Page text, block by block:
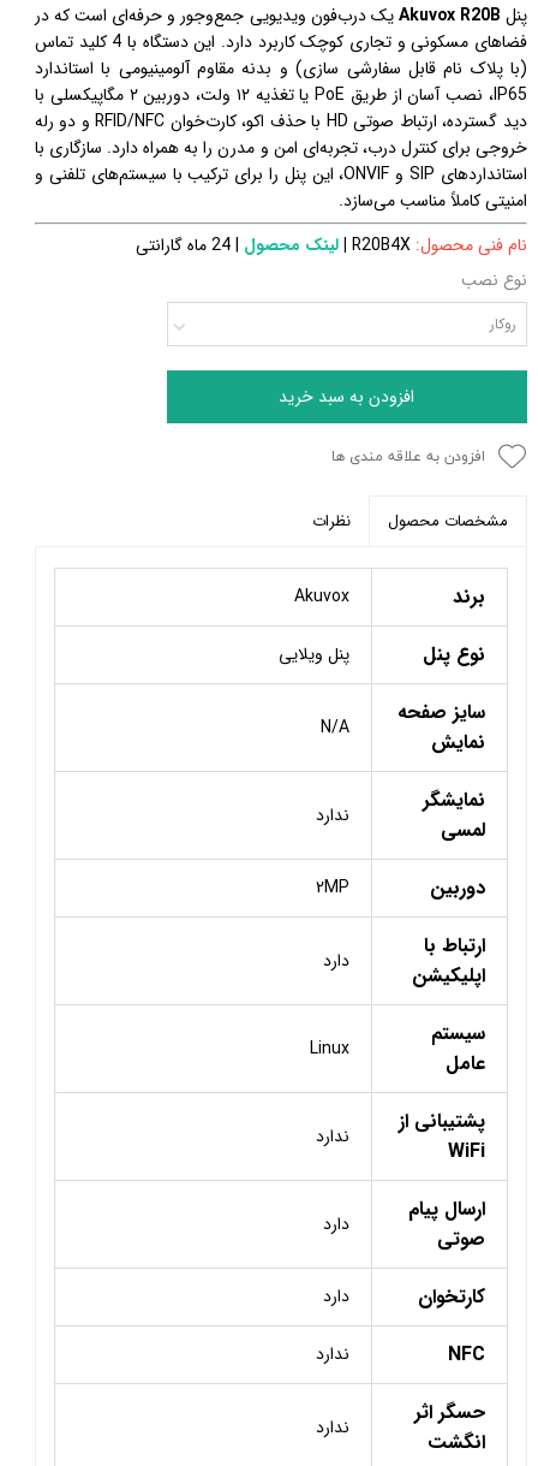
پنل Akuvox R20Bیک درب‌فون ویدیویی جمع‌وجور و حرفه‌ای است که در
فضاهای مسکونی و تجاری کوچک کاربرد دارد. این دستگاه با 4 کلید تماس
(با پلاک نام قابل سفارشی سازی) و بدنه مقاوم آلومینیومی با استاندارد
IP65، نصب آسان از طریق PoE یا تغذیه ۱۲ ولت، دوربین ۲ مگاپیکسلی با
دید گسترده، ارتباط صوتی HD با حذف اکو، کارت‌خوان RFID/NFC و دو رله
خروجی برای کنترل درب، تجربه‌ای امن و مدرن را به همراه دارد. سازگاری با
استانداردهای SIP و ONVIF، این پنل را برای ترکیب با سیستم‌های تلفنی و
امنیتی کاملاً مناسب می‌سازد.
نام فنی محصول: R20B4X
|لینک محصول | 24 ماه گارانتی
نوع نصب
روکار
افزودن به سبد خرید
افزودن به علاقه مندی ها
مشخصات محصول نظرات
برند Akuvox
نوع پنل پنل ویلایی
سایز صفحه
نمایش
N/A
نمایشگر
لمسی
ندارد
دوربین 2MP
ارتباط با
اپلیکیشن
دارد
سیستم
عامل
Linux
پشتیبانی از
WiFi
ندارد
ارسال پیام
صوتی
دارد
کارتخوان دارد
NFC ندارد
حسگر اثر
انگشت
ندارد